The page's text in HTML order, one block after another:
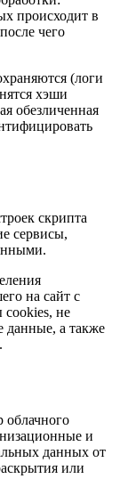
происходит в
чего
(логи
хэши
обезличенная
скрипта
сервисы,
на сайт с
cookies, не
данные, а также
облачного
и
данных от
или